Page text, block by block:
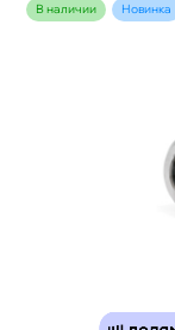
наличии Новинка